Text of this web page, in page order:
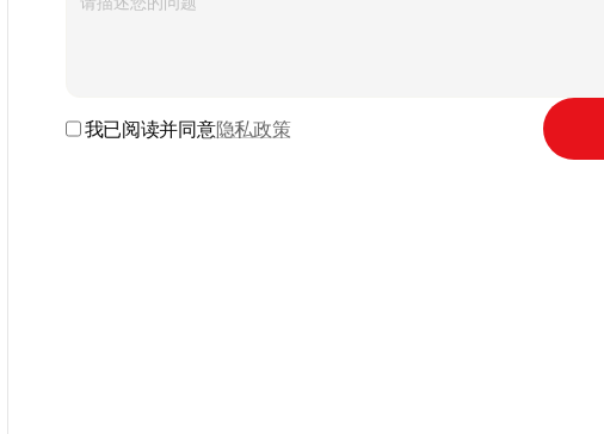
我已阅读并同意隐私政策